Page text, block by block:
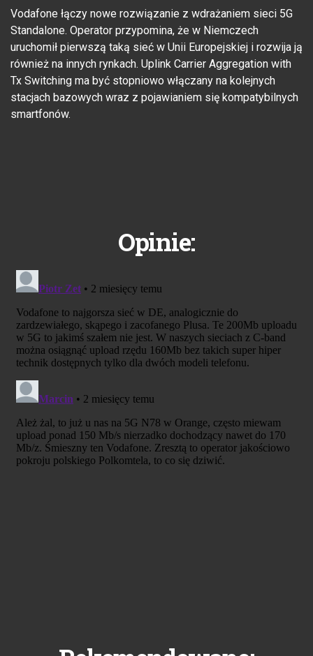
Vodafone łączy nowe rozwiązanie z wdrażaniem sieci 5G
Standalone. Operator przypomina, że w Niemczech
uruchomił pierwszą taką sieć w Unii Europejskiej i rozwija ją
również na innych rynkach. Uplink Carrier Aggregation with
Tx Switching ma być stopniowo włączany na kolejnych
stacjach bazowych wraz z pojawianiem się kompatybilnych
smartfonów.
Opinie: